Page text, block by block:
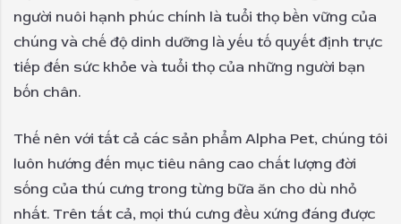
người nuôi hạnh phúc chính là tuổi thọ bền vững của
chúng và chế độ dinh dưỡng là yếu tố quyết định trực
tiếp đến sức khỏe và tuổi thọ của những người bạn
bốn chân.
Thế nên với tất cả các sản phẩm Alpha Pet, chúng tôi
luôn hướng đến mục tiêu nâng cao chất lượng đời
sống của thú cưng trong từng bữa ăn cho dù nhỏ
nhất. Trên tất cả, mọi thú cưng đều xứng đáng được